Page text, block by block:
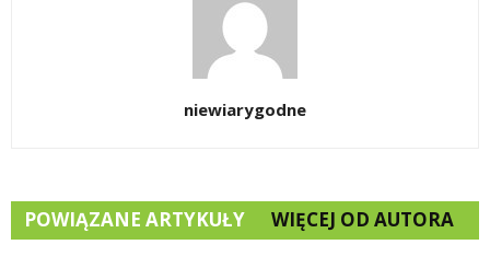
niewiarygodne
POWIĄZANE ARTYKUŁY WIĘCEJ OD AUTORA